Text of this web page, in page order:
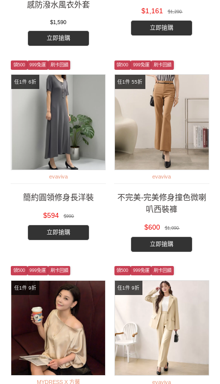
感防潑水風衣外套
$1,590
立即搶購
$1,161 $1,290
立即搶購
任1件 6折
領500 999免運 刷卡回饋
evaviva
簡約圓領修身長洋裝
$594 $990
立即搶購
任1件 55折
領500 999免運 刷卡回饋
evaviva
不完美-完美修身撞色微喇
叭西裝褲
$600 $1,090
立即搶購
任1件 9折
領500 999免運 刷卡回饋
MYDRESS X 方馨
任1件 9折
領500 999免運 刷卡回饋
evaviva